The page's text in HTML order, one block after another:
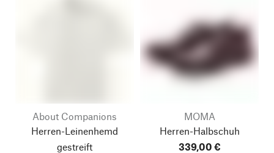
About Companions
Herren-Leinenhemd
gestreift
MOMA
Herren-Halbschuh
339,00 €